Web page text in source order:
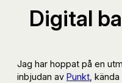
Digital
Jag har hoppat på en
inbjudan av Punkt ,